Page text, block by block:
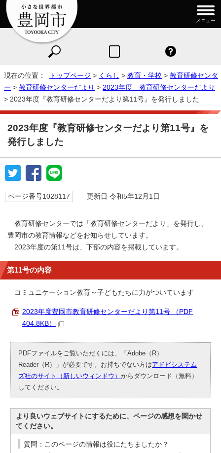
メニュー
現在の位置： トップページ > くらし > 教育・学校 > 教育研修センタ
ー > 教育研修センターだより > 2023年度 教育研修センターだより
> 2023年度『教育研修センターだより第11号』を発行しました
2023年度『教育研修センターだより第11号』を
発行しました
ページ番号1028117 更新日 令和5年12月1日
教育研修センターでは「教育研修センターだより」を発行し、
豊岡市の教育情報などをお知らせしています。
2023年度の第11号は、下部の内容を掲載しています。
第11号の内容
コミュニケーション教育～子どもたちに力がついています
2023年度豊岡市教育研修センターだより第11号 （PDF
404.8KB）
PDFファイルをご覧いただくには、「Adobe（R）
Reader（R）」が必要です。お持ちでない方はアドビシステム
ズ社のサイト（新しいウィンドウ）からダウンロード（無料）
してください。
より良いウェブサイトにするために、ページの感想を聞かせ
てください。
質問：このページの情報は役にたちましたか？